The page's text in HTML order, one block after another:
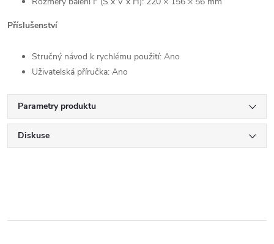
Příslušenství
Stručný návod k rychlému použití: Ano
Uživatelská příručka: Ano
Parametry produktu
Diskuse